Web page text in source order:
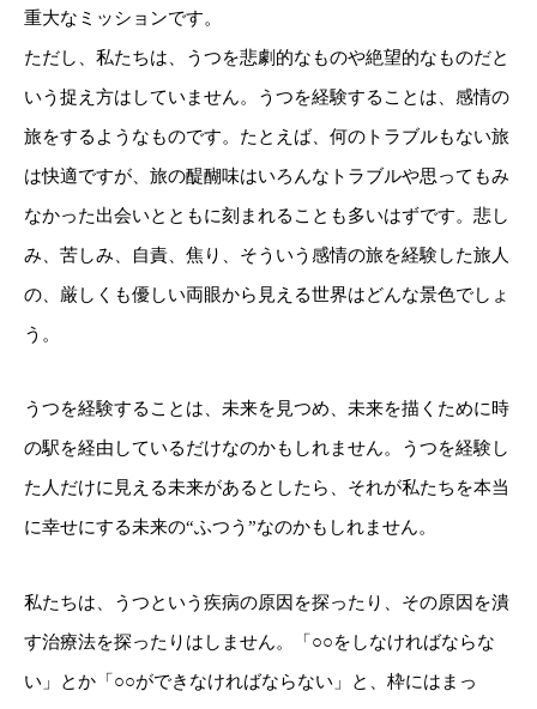
重大なミッションです。
ただし、私たちは、うつを悲劇的なものや絶望的なものだと
いう捉え方はしていません。うつを経験することは、感情の
旅をするようなものです。たとえば、何のトラブルもない旅
は快適ですが、旅の醍醐味はいろんなトラブルや思ってもみ
なかった出会いとともに刻まれることも多いはずです。悲し
み、苦しみ、自責、焦り、そういう感情の旅を経験した旅人
の、厳しくも優しい両眼から見える世界はどんな景色でしょ
う。
うつを経験することは、未来を見つめ、未来を描くために時
の駅を経由しているだけなのかもしれません。うつを経験し
た人だけに見える未来があるとしたら、それが私たちを本当
に幸せにする未来の“ふつう”なのかもしれません。
私たちは、うつという疾病の原因を探ったり、その原因を潰
す治療法を探ったりはしません。「○○をしなければならな
い」とか「○○ができなければならない」と、枠にはまっ